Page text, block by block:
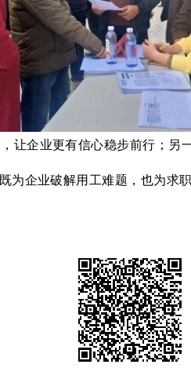
让企业更有信心稳步前行；
企业破解用工难题，也为求职